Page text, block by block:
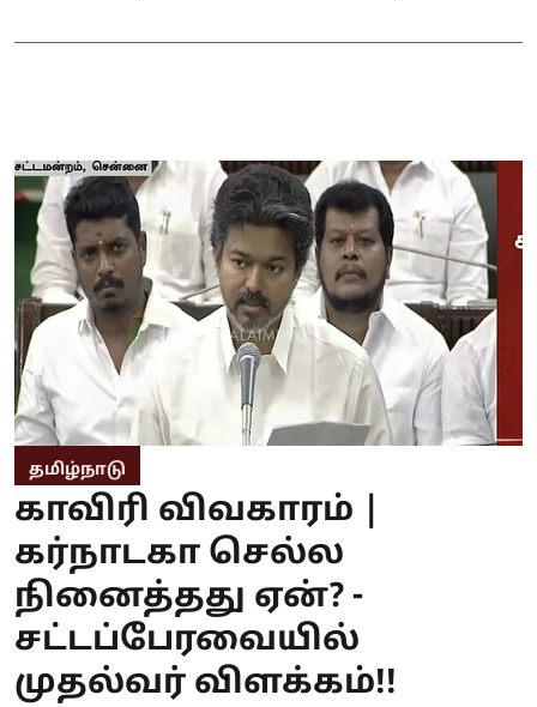
தமிழ்நாடு
காவிரி விவகாரம் |
கர்நாடகா செல்ல
நினைத்தது ஏன்? -
சட்டப்பேரவையில்
முதல்வர் விளக்கம்!!